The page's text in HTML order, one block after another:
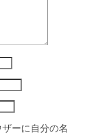
ーに自分の名